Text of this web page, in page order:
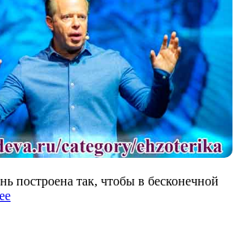
построена так, чтобы в бесконечной